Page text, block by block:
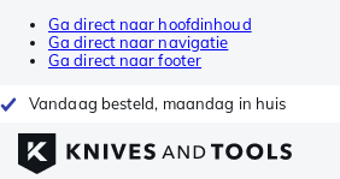
Ga direct naar hoofdinhoud
Ga direct naar navigatie
Ga direct naar footer
Vandaag besteld, maandag in huis